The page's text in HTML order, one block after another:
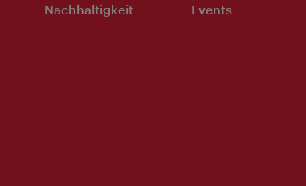
Nachhaltigkeit Events